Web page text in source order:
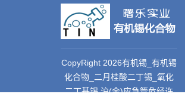
CopyRight 2026有机锡_有机锡
化合物_二月桂酸二丁锡_氧化
二丁基锡 沪(金)应急管危经许